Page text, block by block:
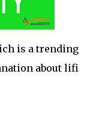
is a trending
about lifi